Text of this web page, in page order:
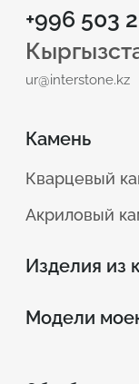
+996 503
ur@interstone.kz
Камень
Кварцевый
Акриловый
Изделия из
Модели